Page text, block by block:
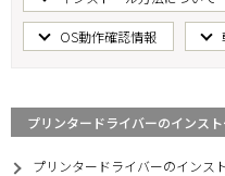
OS動作確認情報
プリンタードライバーのインス
プリンタードライバーのインス